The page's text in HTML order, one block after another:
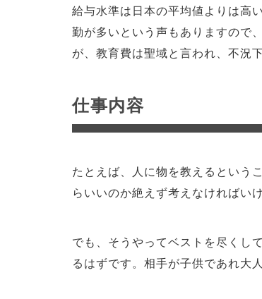
給与水準は日本の平均値よりは高
勤が多いという声もありますので
が、教育費は聖域と言われ、不況
仕事内容
たとえば、人に物を教えるという
らいいのか絶えず考えなければい
でも、そうやってベストを尽くし
るはずです。相手が子供であれ大